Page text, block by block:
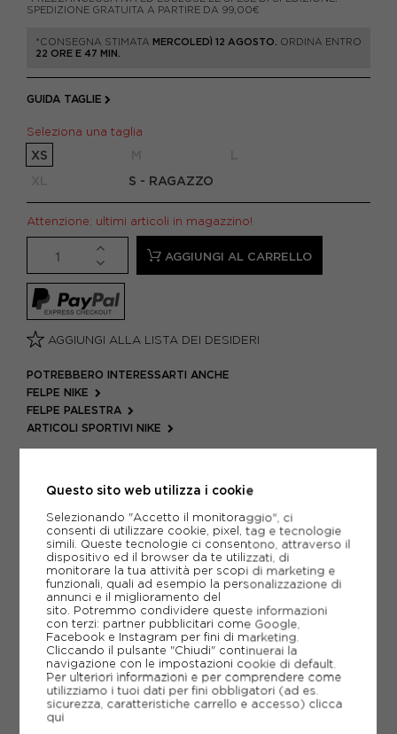
SPEDIZIONE GRATUITA A PARTIRE DA 99,00€
*CONSEGNA STIMATA MERCOLEDÌ 12 AGOSTO.
ORDINA ENTRO
22 ORE E 47 MIN.
GUIDA TAGLIE
Seleziona una taglia
XS
S - RAGAZZO
Attenzione: ultimi articoli in magazzino!
AGGIUNGI AL CARRELLO
AGGIUNGI ALLA LISTA DEI DESIDERI
POTREBBERO INTERESSARTI ANCHE
FELPE NIKE
FELPE PALESTRA
ARTICOLI SPORTIVI NIKE
PIÙ INFORMAZIONI
SCHEDA TECNICA
GUIDA ALLE TAGLIE
CONSIGLIATI DA NOI
Questo sito web utilizza i cookie
Selezionando "Accetto il monitoraggio", ci
consenti di utilizzare cookie, pixel, tag e tecnologie
simili. Queste tecnologie ci consentono, attraverso il
dispositivo ed il browser da te utilizzati, di
monitorare la tua attività per scopi di marketing e
funzionali, quali ad esempio la personalizzazione di
annunci e il miglioramento del
sito. Potremmo condividere queste informazioni
con terzi: partner pubblicitari come Google,
Facebook e Instagram per fini di marketing.
Cliccando il pulsante "Chiudi" continuerai la
navigazione con le impostazioni cookie di default.
Per ulteriori informazioni e per comprendere come
utilizziamo i tuoi dati per fini obbligatori (ad es.
sicurezza, caratteristiche carrello e accesso) clicca
qui